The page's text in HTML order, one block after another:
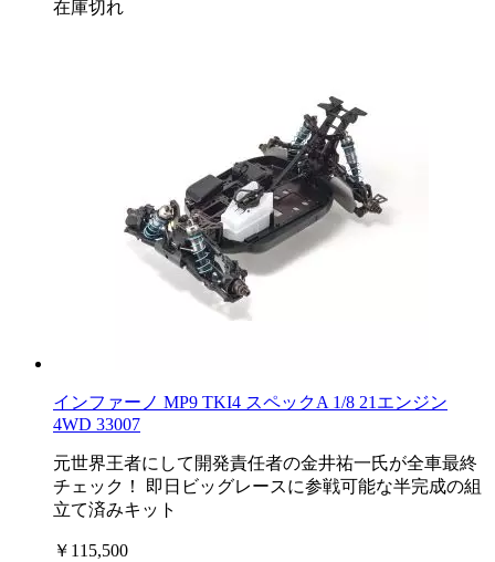
在庫切れ
インファーノ MP9 TKI4 スペックA 1/8 21エンジン
4WD 33007
元世界王者にして開発責任者の金井祐一氏が全車最終
チェック！ 即日ビッグレースに参戦可能な半完成の組
立て済みキット
￥115,500